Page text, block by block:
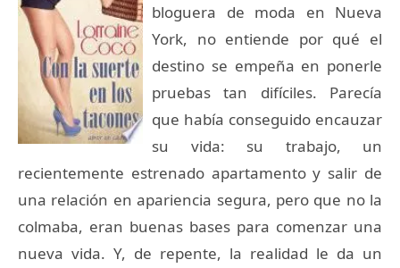
bloguera de moda en Nueva
York, no entiende por qué el
destino se empeña en ponerle
pruebas tan difíciles. Parecía
que había conseguido encauzar
su vida: su trabajo, un
recientemente estrenado apartamento y salir de
una relación en apariencia segura, pero que no la
colmaba, eran buenas bases para comenzar una
nueva vida. Y, de repente, la realidad le da un